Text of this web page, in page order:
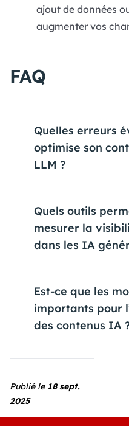
Publié le 18 sept.
2025
ajout de données
augmenter vos
FAQ
Quelles erreurs
optimise son
LLM ?
Quels outils
mesurer la
dans les IA
Est-ce que les
importants pour
des contenus IA